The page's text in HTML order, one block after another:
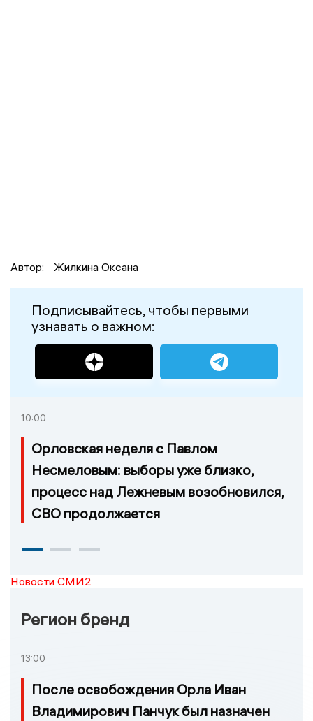
Автор: Жилкина Оксана
Подписывайтесь, чтобы первыми
узнавать о важном:
10:00
Орловская неделя с Павлом
Несмеловым: выборы уже близко,
процесс над Лежневым возобновился,
СВО продолжается
Новости СМИ2
Регион бренд
13:00
После освобождения Орла Иван
Владимирович Панчук был назначен